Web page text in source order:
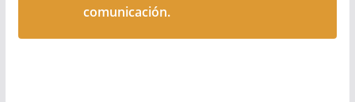
comunicación.